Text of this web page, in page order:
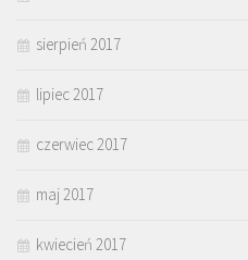
sierpień 2017
lipiec 2017
czerwiec 2017
maj 2017
kwiecień 2017